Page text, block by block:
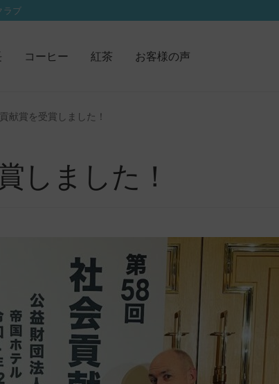
コーヒー 紅茶 お客様の声
ラブ
献賞を受賞しました！
しました！